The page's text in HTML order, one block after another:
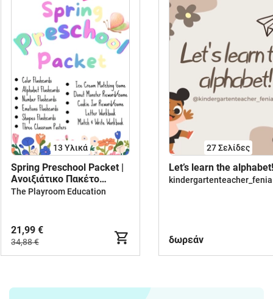
13 Υλικά
Spring Preschool Packet |
Ανοιξιάτικο Πακέτο
Προσχολικής ηλικίας
The Playroom Education
21,99 €
34,88 €
27Σελίδες
Let’s learn the alphabet!
kindergartenteacher_fenia
δωρεάν